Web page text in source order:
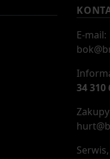
E-mail:
34 310